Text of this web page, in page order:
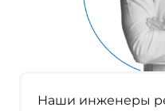
Наши инженеры